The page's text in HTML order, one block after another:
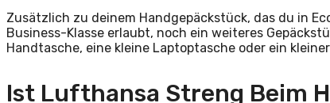
Zusätzlich zu deinem Handgepäckstück, das du in
Business-Klasse erlaubt, noch ein weiteres
Handtasche, eine kleine Laptoptasche oder ein
Ist Lufthansa Streng Beim